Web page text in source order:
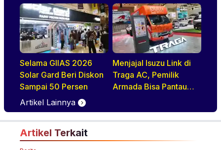
Diajak Tur Pabrik
Selama GIIAS 2026
Solar Gard Beri Diskon
Sampai 50 Persen
Menjajal Isuzu Link di
Traga AC, Pemilik
Armada Bisa Pantau
Realtime
Artikel Lainnya
Artikel Terkait